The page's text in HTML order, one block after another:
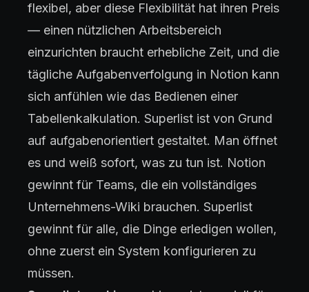
flexibel, aber diese Flexibilität hat ihren Preis
— einen nützlichen Arbeitsbereich
einzurichten braucht erhebliche Zeit, und die
tägliche Aufgabenverfolgung in Notion kann
sich anfühlen wie das Bedienen einer
Tabellenkalkulation. Superlist ist von Grund
auf aufgabenorientiert gestaltet. Man öffnet
es und weiß sofort, was zu tun ist. Notion
gewinnt für Teams, die ein vollständiges
Unternehmens-Wiki brauchen. Superlist
gewinnt für alle, die Dinge erledigen wollen,
ohne zuerst ein System konfigurieren zu
müssen.